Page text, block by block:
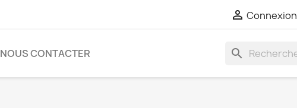
 Connexion
NOUS CONTACTER search